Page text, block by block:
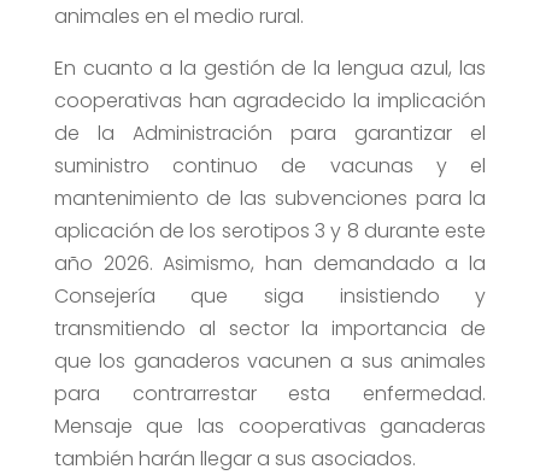
animales en el medio rural.
En cuanto a la gestión de la lengua azul, las
cooperativas han agradecido la implicación
de la Administración para garantizar el
suministro continuo de vacunas y el
mantenimiento de las subvenciones para la
aplicación de los serotipos 3 y 8 durante este
año 2026. Asimismo, han demandado a la
Consejería que siga insistiendo y
transmitiendo al sector la importancia de
que los ganaderos vacunen a sus animales
para contrarrestar esta enfermedad.
Mensaje que las cooperativas ganaderas
también harán llegar a sus asociados.